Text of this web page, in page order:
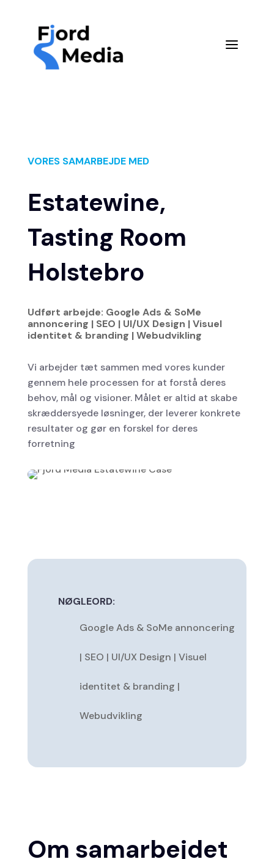
a
VORES SAMARBEJDE MED
Estatewine,
Tasting Room
Holstebro
Udført arbejde: Google Ads & SoMe
annoncering | SEO | UI/UX Design | Visuel
identitet & branding | Webudvikling
Vi arbejder tæt sammen med vores kunder
gennem hele processen for at forstå deres
behov, mål og visioner. Målet er altid at skabe
skræddersyede løsninger, der leverer konkrete
resultater og gør en forskel for deres
forretning
NØGLEORD:
Google Ads & SoMe annoncering
| SEO | UI/UX Design | Visuel
identitet & branding |
Webudvikling
Om samarbejdet